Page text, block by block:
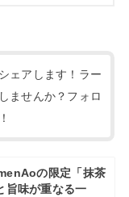
ェアします！ラー
ませんか？フォロ
の限定「抹茶
旨味が重なる一